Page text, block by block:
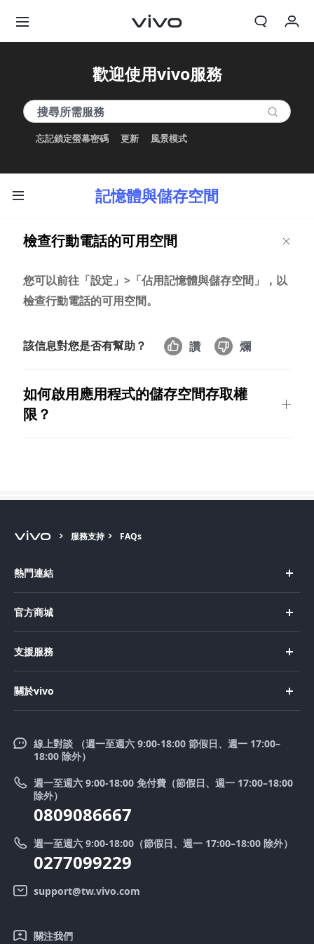
Select Location
登入/註冊
歡迎使用vivo服務
忘記鎖定螢幕密碼 更新 風景模式
記憶體與儲存空間
檢查行動電話的可用空間
您可以前往「設定」>「佔用記憶體與儲存空間」，以
檢查行動電話的可用空間。
該信息對您是否有幫助？ 讚 爛
如何啟用應用程式的儲存空間存取權
限？
服務支持 FAQs
熱門連結
X200
X200 FE
V50 Lite 5G
V50
官方商城
購買配件
支援服務
Funtouch OS
系統升級
零配件價格查詢
送修服務
IMEI 碼驗證
客戶服務隱私權聲明
關於vivo
新聞中心
法律聲明
優惠活動
舊機換新機
vivo 隱私權中心
線上對談 （週一至週六 9:00-18:00 節假日、週一 17:00–
18:00 除外）
週一至週六 9:00-18:00 免付費（節假日、週一 17:00–18:00
除外）
0809086667
週一至週六 9:00-18:00（節假日、週一 17:00–18:00 除外）
0277099229
support@tw.vivo.com
關注我們